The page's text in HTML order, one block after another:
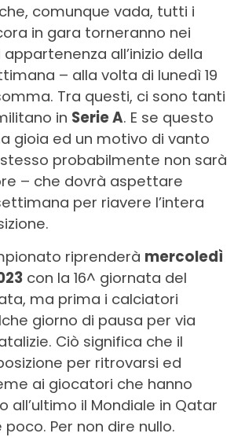
comunque vada, tutti i
in gara torneranno nei
all’inizio della
– alla volta di lunedì 19
Tra questi, ci sono tanti
in Serie A. E se questo
gioia ed un motivo di vanto
probabilmente non sarà
– che dovrà aspettare
per riavere l’intera
riprenderà mercoledì
con la 16^ giornata del
ma prima i calciatori
giorno di pausa per via
Ciò significa che il
per ritrovarsi ed
ai giocatori che hanno
all’ultimo il Mondiale in Qatar
Per non dire nullo.